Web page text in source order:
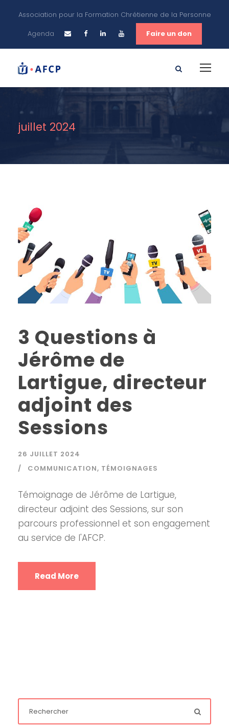
Association pour la Formation Chrétienne de la Personne
Agenda
Faire un don
juillet 2024
3 Questions à
Jérôme de
Lartigue, directeur
adjoint des
Sessions
26 JUILLET 2024
COMMUNICATION, TÉMOIGNAGES
Témoignage de Jérôme de Lartigue,
directeur adjoint des Sessions, sur son
parcours professionnel et son engagement
au service de l'AFCP.
Read More